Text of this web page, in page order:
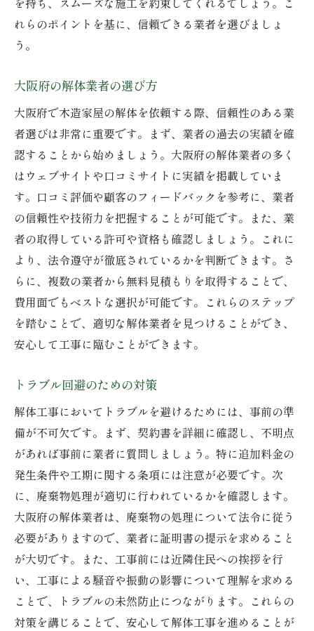
れらのポイントを基に、信頼できる業者を選びましょ
う。
大阪府の解体業者の選び方
大阪府で木造家屋の解体を依頼する際、信頼性のある業
者選びは非常に重要です。まず、業者の過去の実績を確
認することから始めましょう。大阪府の解体業者の多く
はウェブサイトや口コミサイトに実績を掲載していま
す。口コミ評価や顧客のフィードバックを参考に、業者
の信頼性や技術力を把握することが可能です。また、業
者の取得している許可や資格も確認しましょう。これに
より、法令遵守が徹底されているかを判断できます。さ
らに、複数の業者から無料見積もりを取得することで、
費用面でもベストな選択が可能です。これらのステップ
を踏むことで、適切な解体業者を見つけることができ、
安心して工事に臨むことができます。
トラブル回避のための対策
解体工事においてトラブルを避けるためには、事前の準
備が不可欠です。まず、契約書を詳細に確認し、不明点
があれば事前に業者に質問しましょう。特に追加料金の
発生条件や工期に関する条項には注意が必要です。次
に、廃棄物処理が適切に行われているかを確認します。
大阪府の解体業者は、廃棄物の処理について法令に従う
必要がありますので、業者に証明書の提示を求めること
が大切です。また、工事前には近隣住民への挨拶を行
い、工事による騒音や振動の影響について理解を求める
ことで、トラブルの未然防止につながります。これらの
対策を講じることで、安心して解体工事を進めることが